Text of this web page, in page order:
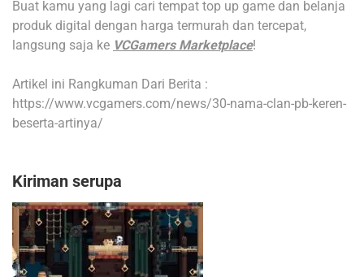
Buat kamu yang lagi cari tempat top up game dan belanja
produk digital dengan harga termurah dan tercepat,
langsung saja ke VCGamers Marketplace!
Artikel ini Rangkuman Dari Berita :
https://www.vcgamers.com/news/30-nama-clan-pb-keren-
beserta-artinya/
Kiriman serupa